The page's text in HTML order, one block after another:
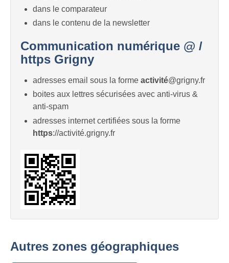
dans le comparateur
dans le contenu de la newsletter
Communication numérique @ /
https Grigny
adresses email sous la forme activité@grigny.fr
boites aux lettres sécurisées avec anti-virus &
anti-spam
adresses internet certifiées sous la forme
https://activité.grigny.fr
Autres zones géographiques